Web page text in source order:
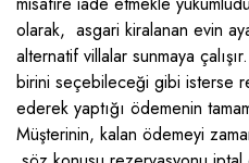
olarak, asgari kiralanan evin
alternatif villalar sunmaya
birini seçebileceği gibi isterse
ederek yaptığı ödemenin
Müşterinin, kalan ödemeyi